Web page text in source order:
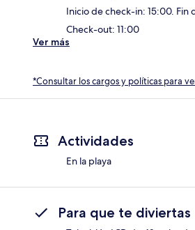
Inicio de check-in: 15:00.
Check-out: 11:00
Ver más
*Consultar los cargos y políticas para
Actividades
En la playa
Para que te diviertas